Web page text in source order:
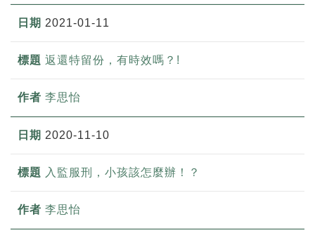
2021-01-11
返還特留份，有時效嗎？!
李思怡
2020-11-10
入監服刑，小孩該怎麼辦！？
李思怡